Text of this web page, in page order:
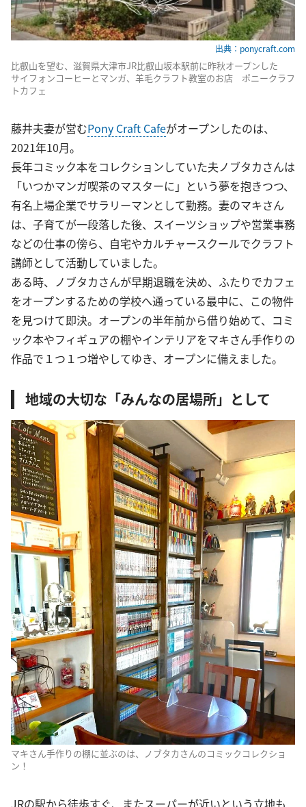
出典：ponycraft.com
比叡山を望む、滋賀県大津市JR比叡山坂本駅前に昨秋オープンした
サイフォンコーヒーとマンガ、羊毛クラフト教室のお店 ポニークラフ
トカフェ
藤井夫妻が営むPony Craft Cafeがオープンしたのは、
2021年10月。
長年コミック本をコレクションしていた夫ノブタカさんは
「いつかマンガ喫茶のマスターに」という夢を抱きつつ、
有名上場企業でサラリーマンとして勤務。妻のマキさん
は、子育てが一段落した後、スイーツショップや営業事務
などの仕事の傍ら、自宅やカルチャースクールでクラフト
講師として活動していました。
ある時、ノブタカさんが早期退職を決め、ふたりでカフェ
をオープンするための学校へ通っている最中に、この物件
を見つけて即決。オープンの半年前から借り始めて、コミ
ック本やフィギュアの棚やインテリアをマキさん手作りの
作品で１つ１つ増やしてゆき、オープンに備えました。
地域の大切な「みんなの居場所」として
マキさん手作りの棚に並ぶのは、ノブタカさんのコミックコレクショ
ン！
JRの駅から徒歩すぐ、またスーパーが近いという立地も